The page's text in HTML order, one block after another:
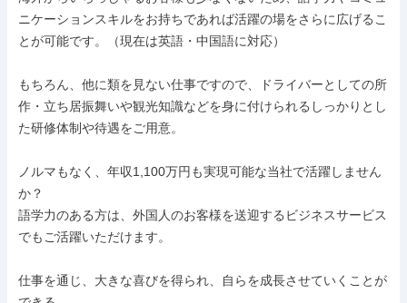
ニケーションスキルをお持ちであれば活躍の場をさらに広げるこ
とが可能です。（現在は英語・中国語に対応）
もちろん、他に類を見ない仕事ですので、ドライバーとしての所
作・立ち居振舞いや観光知識などを身に付けられるしっかりとし
た研修体制や待遇をご用意。
ノルマもなく、年収1,100万円も実現可能な当社で活躍しません
か？
語学力のある方は、外国人のお客様を送迎するビジネスサービス
でもご活躍いただけます。
仕事を通じ、大きな喜びを得られ、自らを成長させていくことが